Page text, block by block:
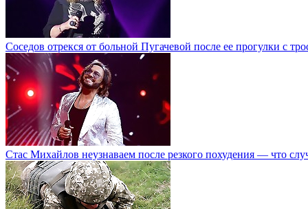
Соседов отрекся от больной Пугачевой после ее прогулки с
Стас Михайлов неузнаваем после резкого похудения — что